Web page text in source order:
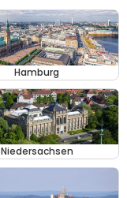
Hamburg
Niedersachsen